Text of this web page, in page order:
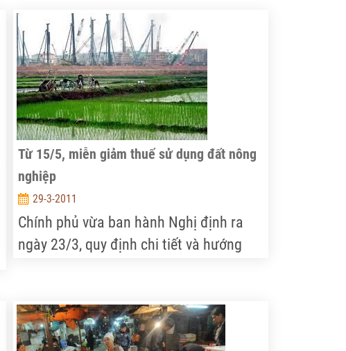
gian qua, hoạt động khuyến công tại
nhiều địa phương trên cả nước đã thu
được nhiều kết quả tích cực, góp phần
chuyển dịch cơ cấu kinh tế theo hướng
công nghiệp hóa, giải quyết việc làm và
tăng thu nhập cho người dân nông thôn.
Từ 15/5, miễn giảm thuế sử dụng đất nông
nghiệp
29-3-2011
Chính phủ vừa ban hành Nghị định ra
ngày 23/3, quy định chi tiết và hướng
thuế sử dụng đất nông nghiệp.